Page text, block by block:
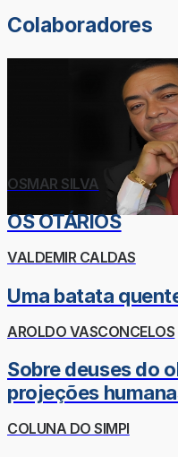
Colaboradores
OSMAR SILVA
OS OTÁRIOS
VALDEMIR CALDAS
Uma batata
AROLDO VASCONCELOS
Sobre deuses do
projeções
COLUNA DO SIMPI